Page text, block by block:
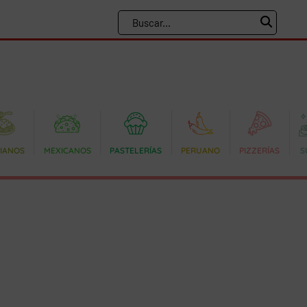
MEXICANOS PASTELERÍAS PERUANO PIZZERÍAS